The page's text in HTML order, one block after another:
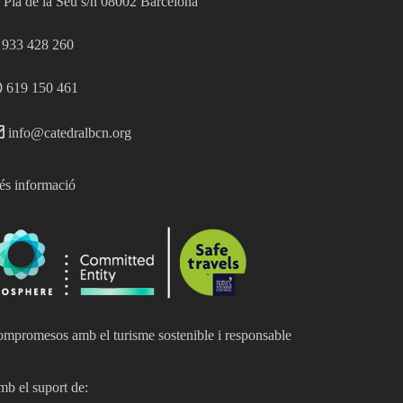
933 428 260
619 150 461
info@catedralbcn.org
informació
amb el turisme sostenible i responsable
el suport de: